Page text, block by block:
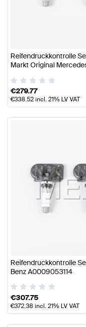
Reifendruckkontrolle
Markt Original
€279.77
€338.52incl. 21% LV VAT
Reifendruckkontrolle
Benz A0009053114
€307.75
€372.38 incl. 21% LV VAT